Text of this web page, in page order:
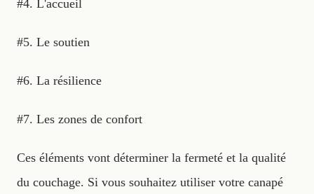
#4. L'accueil
#5. Le soutien
#6. La résilience
#7. Les zones de confort
Ces éléments vont déterminer la fermeté et la qualité
du couchage. Si vous souhaitez utiliser votre canapé